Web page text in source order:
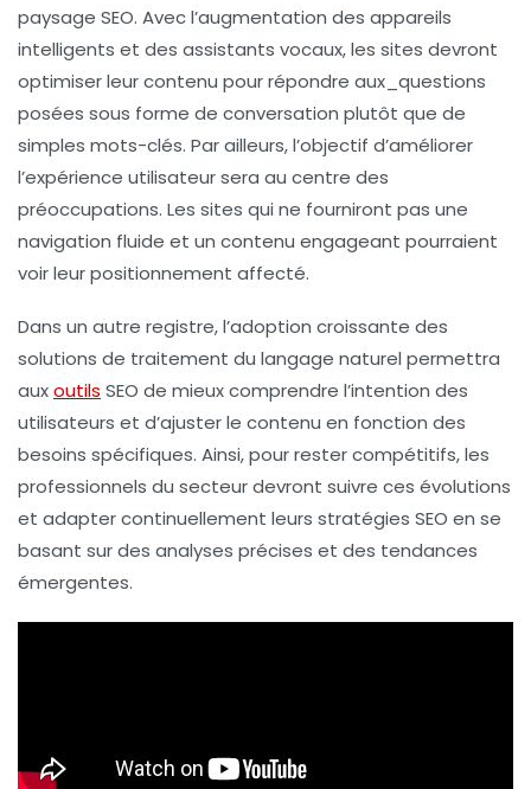
paysage SEO. Avec l’augmentation des appareils
intelligents et des assistants vocaux, les sites devront
optimiser leur contenu pour répondre aux_questions
posées sous forme de conversation plutôt que de
simples mots-clés. Par ailleurs, l’objectif d’améliorer
l’expérience utilisateursera au centre des
préoccupations. Les sites qui ne fourniront pas une
navigation fluide et un contenu engageant pourraient
voir leurpositionnement affecté.
Dans un autre registre, l’adoption croissante des
solutions de traitement du langage naturel permettra
auxoutils SEO de mieux comprendre l’intention des
utilisateurs et d’ajuster le contenu en fonction des
besoins spécifiques. Ainsi, pour rester compétitifs, les
professionnels du secteur devront suivre ces évolutions
et adapter continuellement leurs stratégies SEO en se
basant sur des analyses précises et des tendances
émergentes.